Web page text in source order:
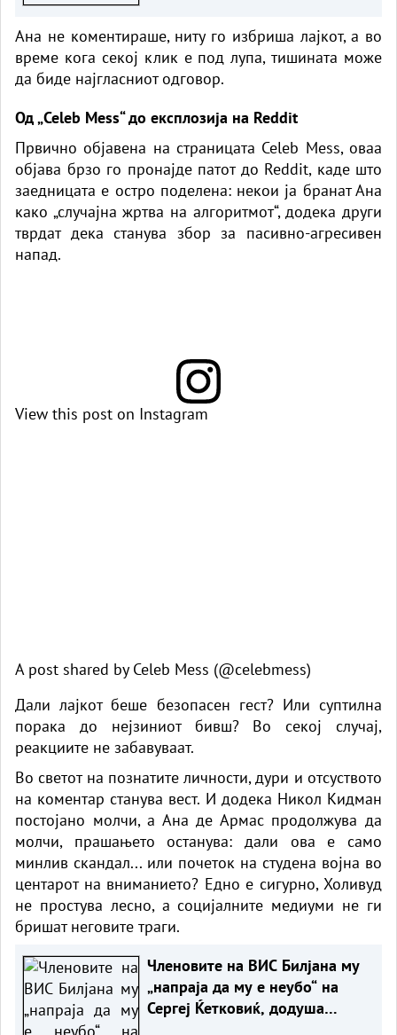
Ана не коментираше, ниту го избриша лајкот, а во
време кога секој клик е под лупа, тишината може
да биде најгласниот одговор.
Од „Celeb Mess“ до експлозија на Reddit
Првично објавена на страницата Celeb Mess, оваа
објава брзо го пронајде патот до Reddit, каде што
заедницата е остро поделена: некои ја бранат Ана
како „случајна жртва на алгоритмот“, додека други
тврдат дека станува збор за пасивно-агресивен
напад.
View this post on Instagram
A post shared by Celeb Mess (@celebmess)
Дали лајкот беше безопасен гест? Или суптилна
порака до нејзиниот бивш? Во секој случај,
реакциите не забавуваат.
Во светот на познатите личности, дури и отсуството
на коментар станува вест. И додека Никол Кидман
постојано молчи, а Ана де Армас продолжува да
молчи, прашањето останува: дали ова е само
минлив скандал... или почеток на студена војна во
центарот на вниманието? Едно е сигурно, Холивуд
не простува лесно, а социјалните медиуми не ги
бришат неговите траги.
Членовите на ВИС Билјана му
„напраја да му е неубо“ на
Сергеј Ќетковиќ, додуша